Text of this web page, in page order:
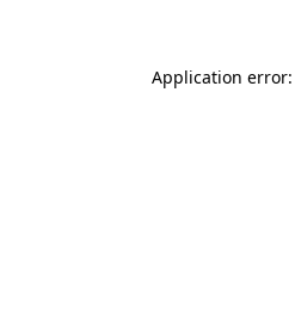
Application